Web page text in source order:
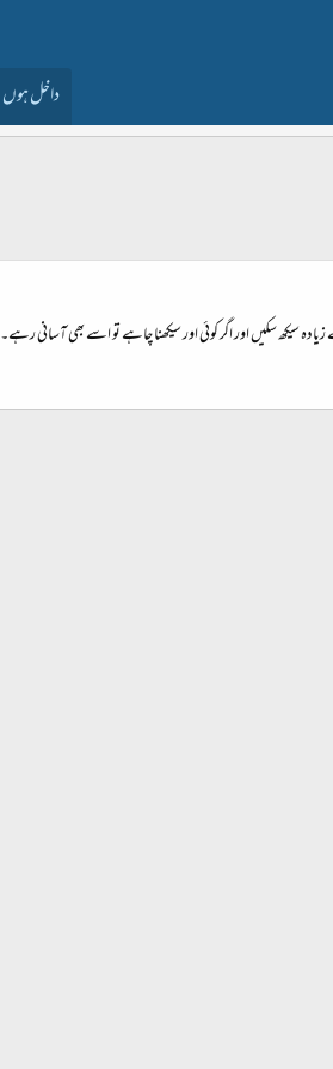
داخل ہوں
سیکھ سکیں اور اگر کوئی اور سیکھنا چاہے تو اسے بھی آسانی رہے۔